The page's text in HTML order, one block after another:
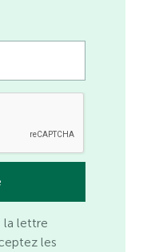
la lettre
les